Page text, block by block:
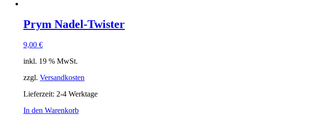
Prym Nadel-Twister
9,00 €
inkl. 19 % MwSt.
zzgl. Versandkosten
Lieferzeit: 2-4 Werktage
In den Warenkorb